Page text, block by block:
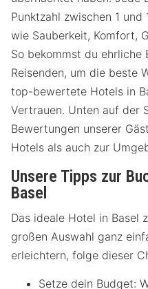
Punktzahl zwischen 1
wie Sauberkeit, Komfort,
So bekommst du ehrliche
Reisenden, um die beste
top-bewertete Hotels in
Vertrauen. Unten auf der
Bewertungen unserer
Hotels als auch zur
Unsere Tipps zur
Basel
Das ideale Hotel in Basel
großen Auswahl ganz
erleichtern, folge dieser
Setze dein Budget: